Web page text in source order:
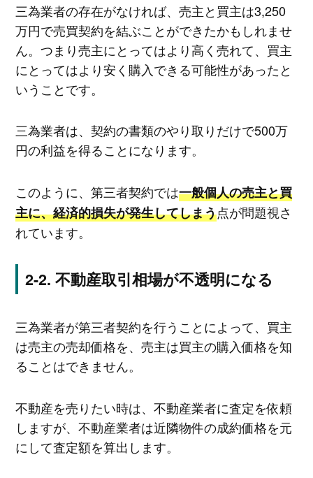
三為業者の存在がなければ、売主と買主は3,250
万円で売買契約を結ぶことができたかもしれませ
ん。つまり売主にとってはより高く売れて、買主
にとってはより安く購入できる可能性があったと
いうことです。
三為業者は、契約の書類のやり取りだけで500万
円の利益を得ることになります。
このように、第三者契約では一般個人の売主と買
主に、経済的損失が発生してしまう点が問題視さ
れています。
不動産取引相場が不透明になる
三為業者が第三者契約を行うことによって、買主
は売主の売却価格を、売主は買主の購入価格を知
ることはできません。
不動産を売りたい時は、不動産業者に査定を依頼
しますが、不動産業者は近隣物件の成約価格を元
にして査定額を算出します。